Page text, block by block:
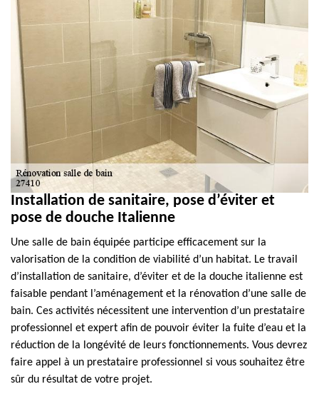
Installation de sanitaire, pose d’éviter et
pose de douche Italienne
Une salle de bain équipée participe efficacement sur la
valorisation de la condition de viabilité d’un habitat. Le travail
d’installation de sanitaire, d’éviter et de la douche italienne est
faisable pendant l’aménagement et la rénovation d’une salle de
bain. Ces activités nécessitent une intervention d’un prestataire
professionnel et expert afin de pouvoir éviter la fuite d’eau et la
réduction de la longévité de leurs fonctionnements. Vous devrez
faire appel à un prestataire professionnel si vous souhaitez être
sûr du résultat de votre projet.